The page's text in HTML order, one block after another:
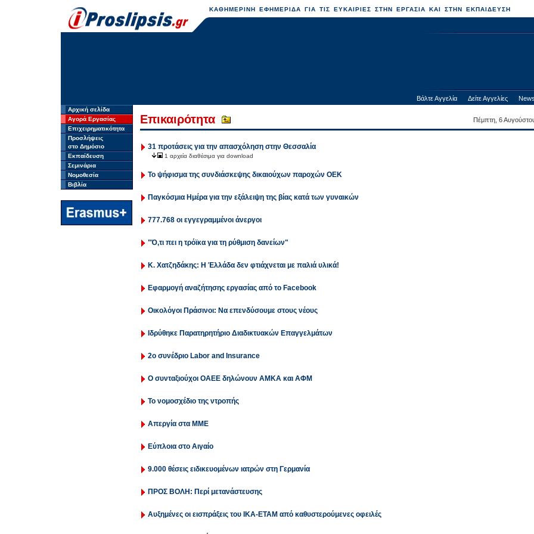
ΚΑΘΗΜΕΡΙΝΗ ΕΦΗΜΕΡΙΔΑ ΓΙΑ ΤΙΣ ΕΥΚΑΙΡΙΕΣ ΣΤΗΝ ΕΡΓΑΣΙΑ ΚΑΙ ΣΤΗΝ ΕΚΠΑΙΔΕΥΣΗ
Βάλτε Αγγελία Δείτε Αγγελίες
Αρχική σελίδα
Αγορά Εργασίας
Επιχειρηματικότητα
Προσλήψεις
στο Δημόσιο
Εκπαίδευση
Σεμινάρια
Νομοθεσία
Βιβλία
Επικαιρότητα Πέμπτη, 6
31 προτάσεις για την απασχόληση στην Θεσσαλία
1 αρχεία διαθέσιμα για download
Το ψήφισμα της συνδιάσκεψης δικαιούχων παροχών ΟΕΚ
Παγκόσμια Ημέρα για την εξάλειψη της βίας κατά των γυναικών
777.768 οι εγγεγραμμένοι άνεργοι
"Ό,τι πει η τρόϊκα για τη ρύθμιση δανείων"
Κ. Χατζηδάκης: Η Έλλάδα δεν φτιάχνεται με παλιά υλικά!
Εφαρμογή αναζήτησης εργασίας από το Facebook
Οικολόγοι Πράσινοι: Να επενδύσουμε στους νέους
Ιδρύθηκε Παρατηρητήριο Διαδικτυακών Επαγγελμάτων
2ο συνέδριο Labor and Insurance
Ο συνταξιούχοι ΟΑΕΕ δηλώνουν ΑΜΚΑ και ΑΦΜ
Το νομοσχέδιο της ντροπής
Απεργία στα ΜΜΕ
Εύπλοια στο Αιγαίο
9.000 θέσεις ειδικευομένων ιατρών στη Γερμανία
ΠΡΟΣ ΒΟΛΗ: Περί μετανάστευσης
Αυξημένες οι εισπράξεις του ΙΚΑ-ΕΤΑΜ από καθυστερούμενες οφειλές